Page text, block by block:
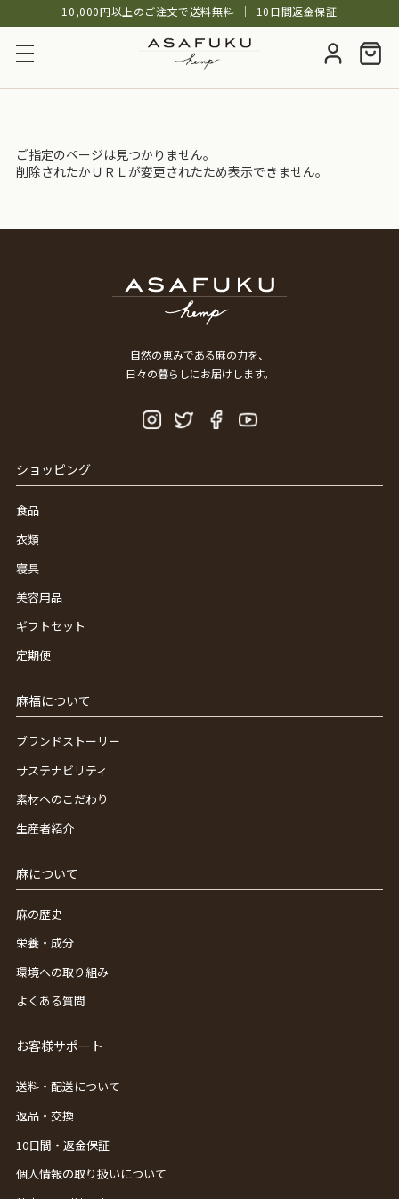
10,000円以上のご注文で送料無料 │ 10日間返金保証
ご指定のページは見つかりません。
削除されたかＵＲＬが変更されたため表示できません。
自然の恵みである麻の力を、
日々の暮らしにお届けします。
ショッピング
食品
衣類
寝具
美容用品
ギフトセット
定期便
麻福について
ブランドストーリー
サステナビリティ
素材へのこだわり
生産者紹介
麻について
麻の歴史
栄養・成分
環境への取り組み
よくある質問
お客様サポート
送料・配送について
返品・交換
10日間・返金保証
個人情報の取り扱いについて